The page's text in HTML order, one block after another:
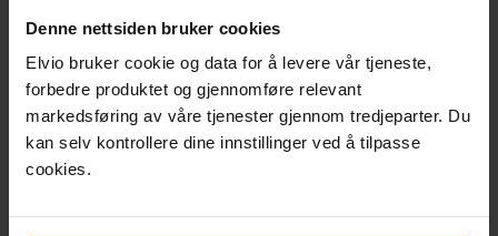
Denne nettsiden bruker cookies
Elvio bruker cookie og data for å levere vår tjeneste,
forbedre produktet og gjennomføre relevant
markedsføring av våre tjenester gjennom tredjeparter. Du
kan selv kontrollere dine innstillinger ved å tilpasse
cookies.